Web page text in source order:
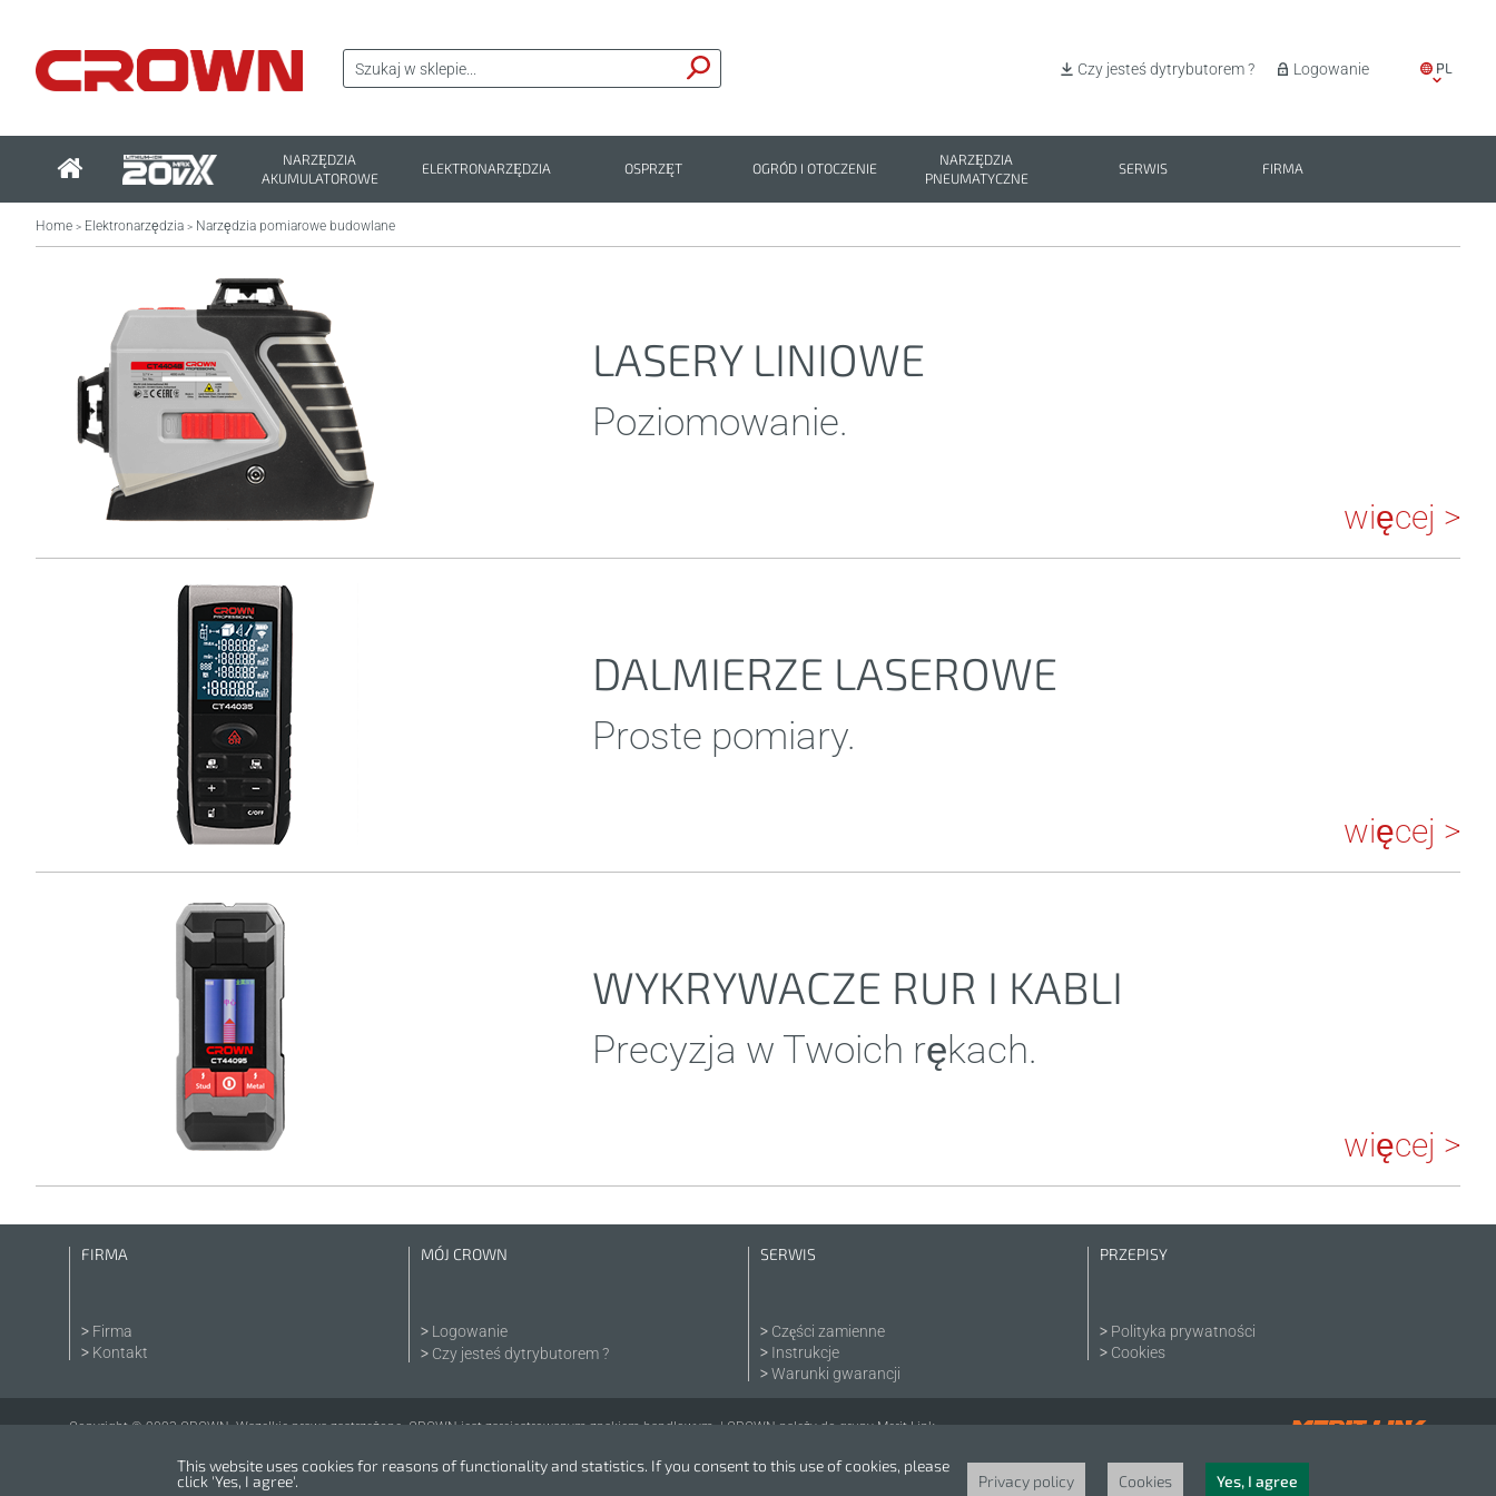
PL
Logowanie
Czy jesteś dytrybutorem ?
NARZĘDZIA
AKUMULATOROWE
ELEKTRONARZĘDZIA OSPRZĘT OGRÓD I OTOCZENIE
NARZĘDZIA
PNEUMATYCZNE
SERWIS FIRMA
Home > Elektronarzędzia > Narzędzia pomiarowe budowlane
LASERY LINIOWE
Poziomowanie.
więcej >
DALMIERZE LASEROWE
Proste pomiary.
więcej >
WYKRYWACZE RUR I KABLI
Precyzja w Twoich rękach.
więcej >
FIRMA
Firma
Kontakt
MÓJ CROWN
Logowanie
Czy jesteś dytrybutorem ?
SERWIS
Części zamienne
Instrukcje
Warunki gwarancji
PRZEPISY
Polityka prywatności
Cookies
Copyright © 2023 CROWN. Wszelkie prawa zastrzeżone. CROWN jest zarejestrowanym znakiem handlowym. | CROWN należy do grupy Merit Link.
nopCommerce
This website uses cookies for reasons of functionality and statistics. If you consent to this use of cookies, please
click 'Yes, I agree'.
Privacy policy Cookies Yes, I agree